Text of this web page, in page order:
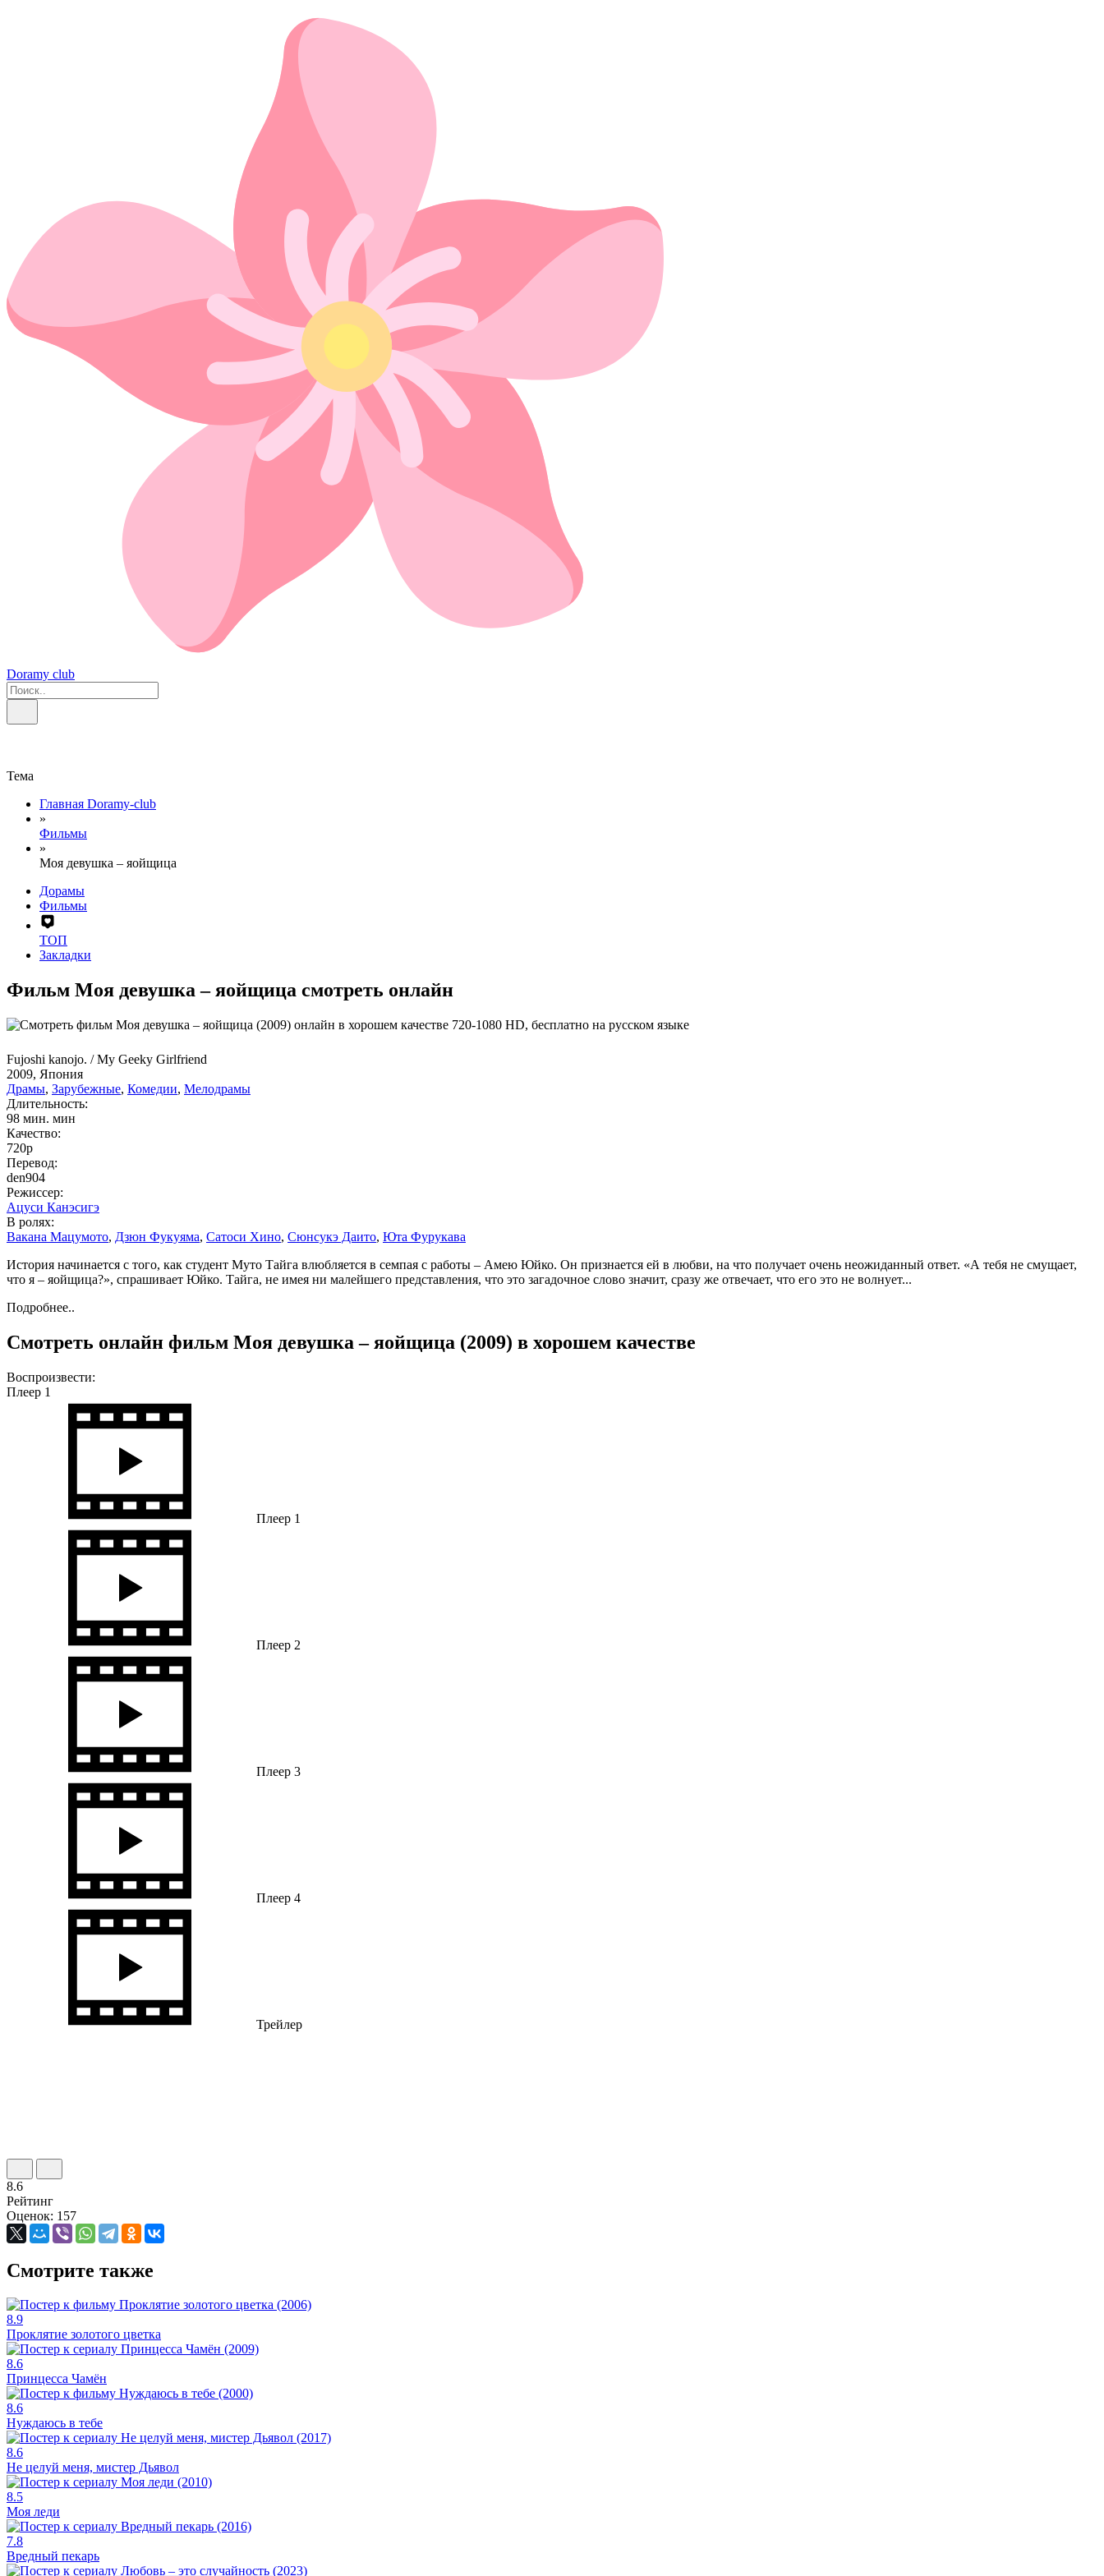
Doramy club
Тема
Главная Doramy-club
»
Фильмы
»
Моя девушка – яойщица
Дорамы
Фильмы
ТОП
Закладки
Фильм Моя девушка – яойщица смотреть онлайн
Fujoshi kanojo. / My Geeky Girlfriend
2009, Япония
Драмы, Зарубежные, Комедии, Мелодрамы
Длительность:
98 мин. мин
Качество:
720p
Перевод:
den904
Режиссер:
Ацуси Канэсигэ
В ролях:
Вакана Мацумото, Дзюн Фукуяма, Сатоси Хино, Сюнсукэ Даито, Юта Фурукава
История начинается с того, как студент Муто Тайга влюбляется в семпая с работы – Амею Юйко. Он признается ей в любви, на что получает очень неожиданный ответ. «А тебя не смущает,
что я – яойщица?», спрашивает Юйко. Тайга, не имея ни малейшего представления, что это загадочное слово значит, сразу же отвечает, что его это не волнует...
Подробнее..
Смотреть онлайн фильм Моя девушка – яойщица (2009) в хорошем качестве
Воспроизвести:
Плеер 1
Плеер 1
Плеер 2
Плеер 3
Плеер 4
Трейлер
8.6
Рейтинг
Оценок: 157
Смотрите также
8.9
Проклятие золотого цветка
8.6
Принцесса Чамён
8.6
Нуждаюсь в тебе
8.6
Не целуй меня, мистер Дьявол
8.5
Моя леди
7.8
Вредный пекарь